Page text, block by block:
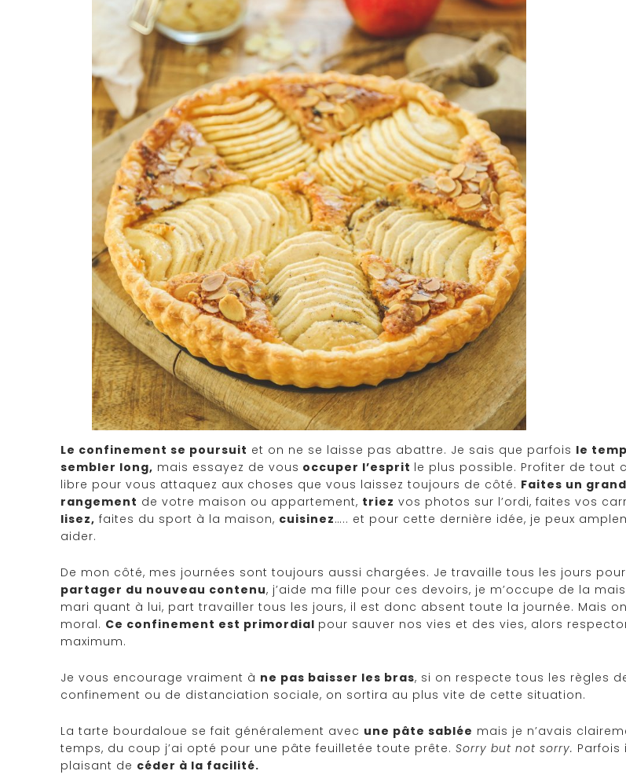
Le confinement se poursuit et on ne se laisse pas abattre. Je sais que parfois le
sembler long, mais essayez de vous occuper l’esprit le plus possible. Profiter de tout
libre pour vous attaquez aux choses que vous laissez toujours de côté. Faites un grand
rangement de votre maison ou appartement, triez vos photos sur l’ordi, faites vos
lisez, faites du sport à la maison, cuisinez….. et pour cette dernière idée, je peux
aider.
De mon côté, mes journées sont toujours aussi chargées. Je travaille tous les jours
partager du nouveau contenu, j’aide ma fille pour ces devoirs, je m’occupe de la
mari quant à lui, part travailler tous les jours, il est donc absent toute la journée. Mais
moral. Ce confinement est primordial pour sauver nos vies et des vies, alors
maximum.
Je vous encourage vraiment à ne pas baisser les bras, si on respecte tous les règles
confinement ou de distanciation sociale, on sortira au plus vite de cette situation.
La tarte bourdaloue se fait généralement avec une pâte sablée mais je n’avais
temps, du coup j’ai opté pour une pâte feuilletée toute prête. Sorry but not sorry. Parfois
plaisant de céder à la facilité.